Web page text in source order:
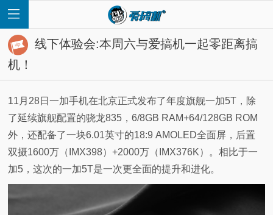
页
快
讯
线下体验会:本周六与爱搞机一起零距离搞
机！
11月28日一加手机在北京正式发布了年度旗舰一加5T，除
了延续旗舰配置的骁龙835，6/8GB RAM+64/128GB ROM
外，还配备了一块6.01英寸的18:9 AMOLED全面屏，后置
双摄1600万（IMX398）+2000万（IMX376K）。相比于一
加5，这次的一加5T是一次更全面的提升和进化。